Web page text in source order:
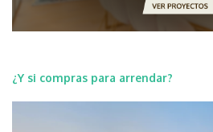
¿Y si compras para arrendar?